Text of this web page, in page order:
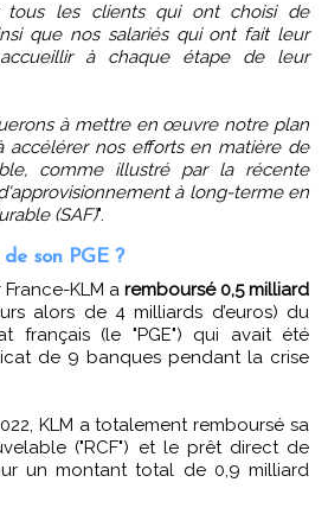
tous les clients qui ont choisi de
que nos salariés qui ont fait leur
à chaque étape de leur
à mettre en œuvre notre plan
accélérer nos efforts en matière de
comme illustré par la récente
à long-terme en
(SAF)".
son PGE ?
France-KLM a remboursé 0,5 milliard
alors de 4 milliards d’euros) du
français (le "PGE") qui avait été
de 9 banques pendant la crise
KLM a totalement remboursé sa
("RCF") et le prêt direct de
un montant total de 0,9 milliard